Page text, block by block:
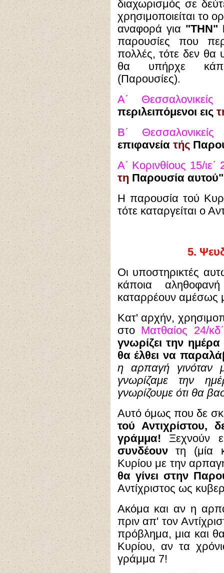
διαχωρισμός σε
χρησιμοποιείται το
αναφορά για "ΤΗΝ"
παρουσίες που
πολλές, τότε δεν θα
θα υπήρχε
(Παρουσίες).
Α΄
περιλειπόμενοι εις
Β΄
επιφανεία τής
Α΄ Κορινθίους 15/ιε΄
τη Παρουσία
Η παρουσία τού
τότε καταργείται ο
5.
Οι υποστηρικτές
κάποια
καταρρέουν αμέσως
Κατ' αρχήν,
στο Ματθαίος 24/
γνωρίζει την
θα έλθει να
η αρπαγή γινόταν
γνωρίζαμε την
γνωρίζουμε ότι θα
Αυτό όμως που δε
τού Αντιχρίστου,
γράμμα! Ξεχνούν
συνδέουντη (μία
Κυρίου με την
θα γίνει στην
Αντίχριστος ως
Ακόμα και αν η
πριν απ' τον
πρόβλημα, μια και
Κυρίου, αν τα
γράμμα 7!